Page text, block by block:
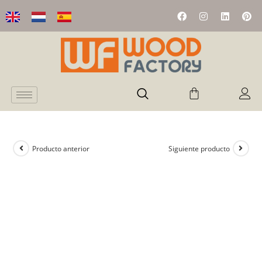
Producto anterior Siguiente producto